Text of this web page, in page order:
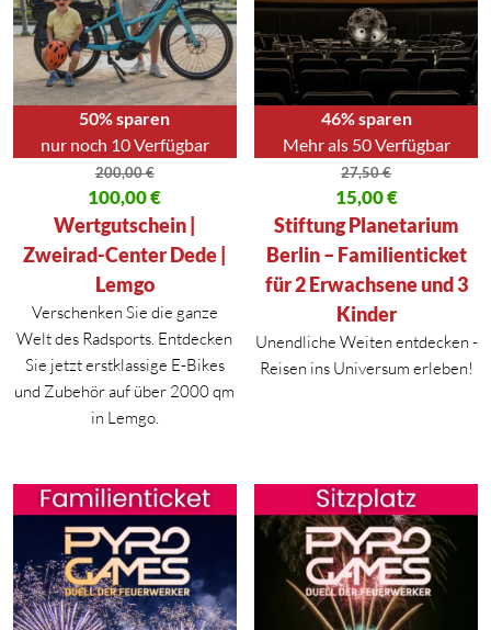
50% sparen
nur noch 10 Verfügbar
200,00€
Ursprünglicher Preis war: 200,00 €
100,00€
Aktueller Preis ist: 100,00 €.
Wertgutschein |
Zweirad-Center Dede |
Lemgo
Verschenken Sie die ganze
Welt des Radsports. Entdecken
Sie jetzt erstklassige E-Bikes
und Zubehör auf über 2000 qm
in Lemgo.
46% sparen
Mehr als 50 Verfügbar
27,50€
Ursprünglicher Preis war:
15,00€
Aktueller Preis ist: 15,00 €.
Stiftung Planetarium
Berlin – Familienticket
für 2 Erwachsene und 3
Kinder
Unendliche Weiten entdecken -
Reisen ins Universum erleben!